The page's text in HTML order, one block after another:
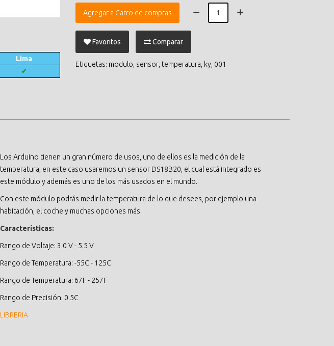
Lima
✔
Agregar a Carro de compras
Favoritos Comparar
Etiquetas: modulo sensor temperatura ky 001
Los Arduino tienen un gran número de usos, uno de ellos es la medición de la
temperatura, en este caso usaremos un sensor DS18B20, el cual está integrado es
este módulo y además es uno de los más usados en el mundo.
Con este módulo podrás medir la temperatura de lo que desees, por ejemplo una
habitación, el coche y muchas opciones más.
Características:
Rango de Voltaje: 3.0 V - 5.5 V
Rango de Temperatura: -55C - 125C
Rango de Temperatura: 67F - 257F
Rango de Precisión: 0.5C
LIBRERIA